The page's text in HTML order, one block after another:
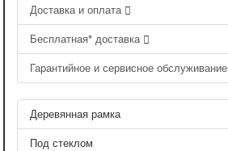
Доставка и оплата
Бесплатная* доставка
Гарантийное и сервисное обслуживание
Деревянная рамка
Под стеклом